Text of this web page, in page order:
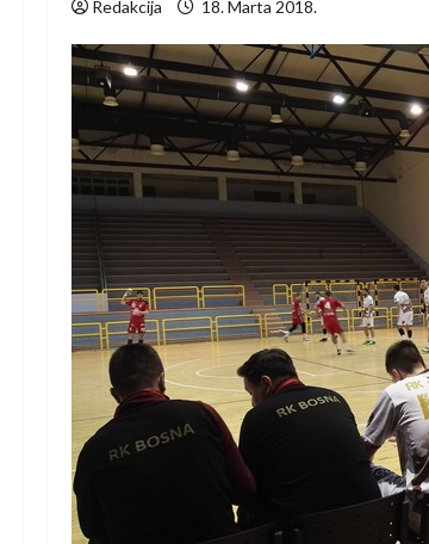
Redakcija 18. Marta 2018.